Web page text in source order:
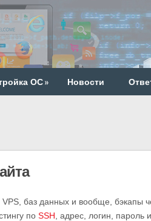
ОС» Новости
, VPS, баз данных и вообще, бэкапы
по SSH , адрес, логин,